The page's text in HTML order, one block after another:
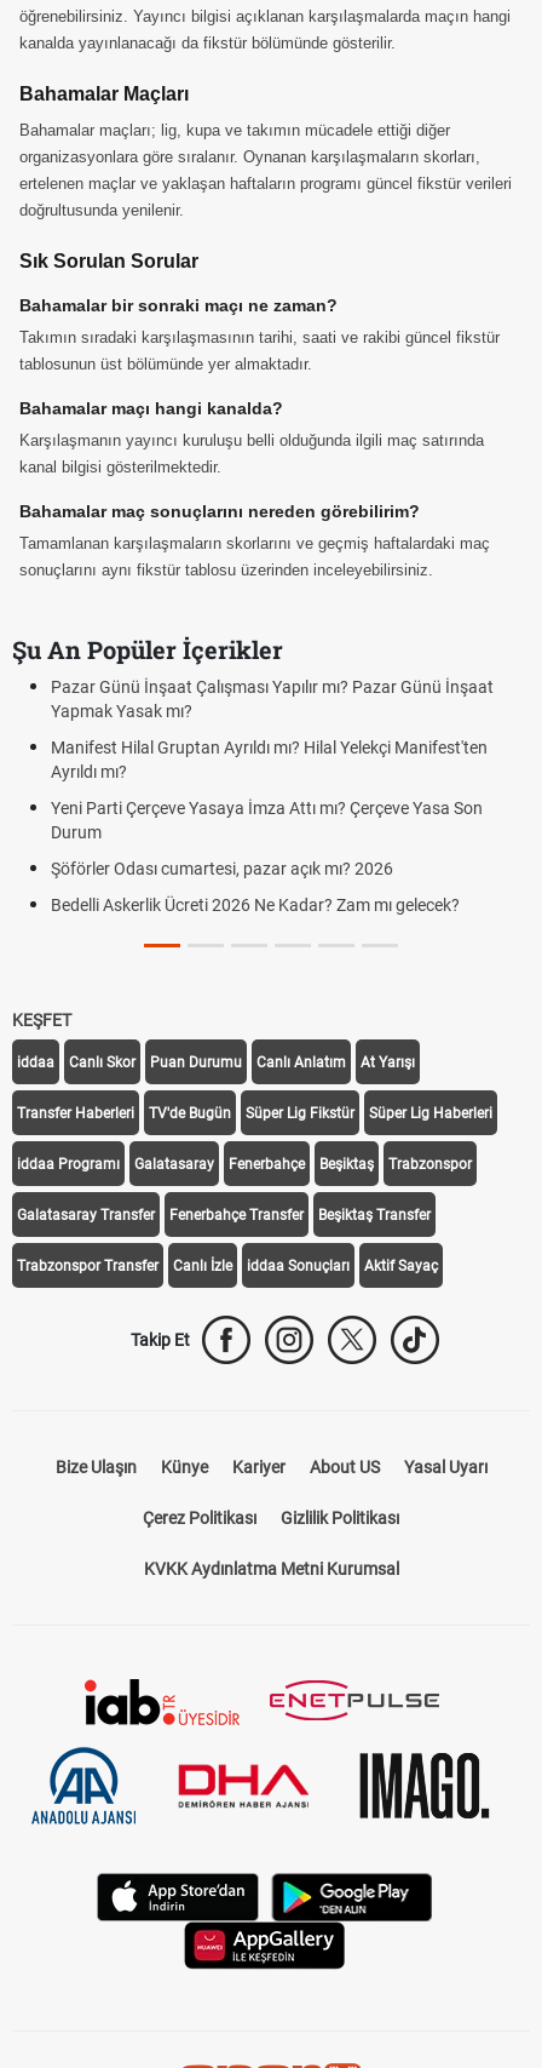
öğrenebilirsiniz. Yayıncı bilgisi açıklanan karşılaşmalarda maçın hangi
kanalda yayınlanacağı da fikstür bölümünde gösterilir.
Bahamalar Maçları
Bahamalar maçları; lig, kupa ve takımın mücadele ettiği diğer
organizasyonlara göre sıralanır. Oynanan karşılaşmaların skorları,
ertelenen maçlar ve yaklaşan haftaların programı güncel fikstür verileri
doğrultusunda yenilenir.
Sık Sorulan Sorular
Bahamalar bir sonraki maçı ne zaman?
Takımın sıradaki karşılaşmasının tarihi, saati ve rakibi güncel fikstür
tablosunun üst bölümünde yer almaktadır.
Bahamalar maçı hangi kanalda?
Karşılaşmanın yayıncı kuruluşu belli olduğunda ilgili maç satırında
kanal bilgisi gösterilmektedir.
Bahamalar maç sonuçlarını nereden görebilirim?
Tamamlanan karşılaşmaların skorlarını ve geçmiş haftalardaki maç
sonuçlarını aynı fikstür tablosu üzerinden inceleyebilirsiniz.
Şu An Popüler İçerikler
Pazar Günü İnşaat Çalışması Yapılır mı? Pazar Günü İnşaat
Yapmak Yasak mı?
Manifest Hilal Gruptan Ayrıldı mı? Hilal Yelekçi Manifest'ten
Ayrıldı mı?
Yeni Parti Çerçeve Yasaya İmza Attı mı? Çerçeve Yasa Son
Durum
Şöförler Odası cumartesi, pazar açık mı? 2026
Bedelli Askerlik Ücreti 2026 Ne Kadar? Zam mı gelecek?
KEŞFET
iddaa Canlı Skor Puan Durumu Canlı Anlatım At Yarışı
Transfer Haberleri TV'de Bugün Süper Lig Fikstür Süper Lig Haberleri
iddaa Programı Galatasaray Fenerbahçe Beşiktaş Trabzonspor
Galatasaray Transfer Fenerbahçe Transfer Beşiktaş Transfer
Trabzonspor Transfer Canlı İzle iddaa Sonuçları Aktif Sayaç
Takip Et
Bize Ulaşın Künye Kariyer About US Yasal Uyarı
Çerez Politikası Gizlilik Politikası
KVKK Aydınlatma Metni Kurumsal